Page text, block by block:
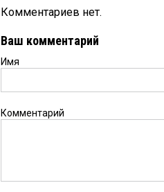
Комментариев нет.
Ваш комментарий
Имя
Комментарий